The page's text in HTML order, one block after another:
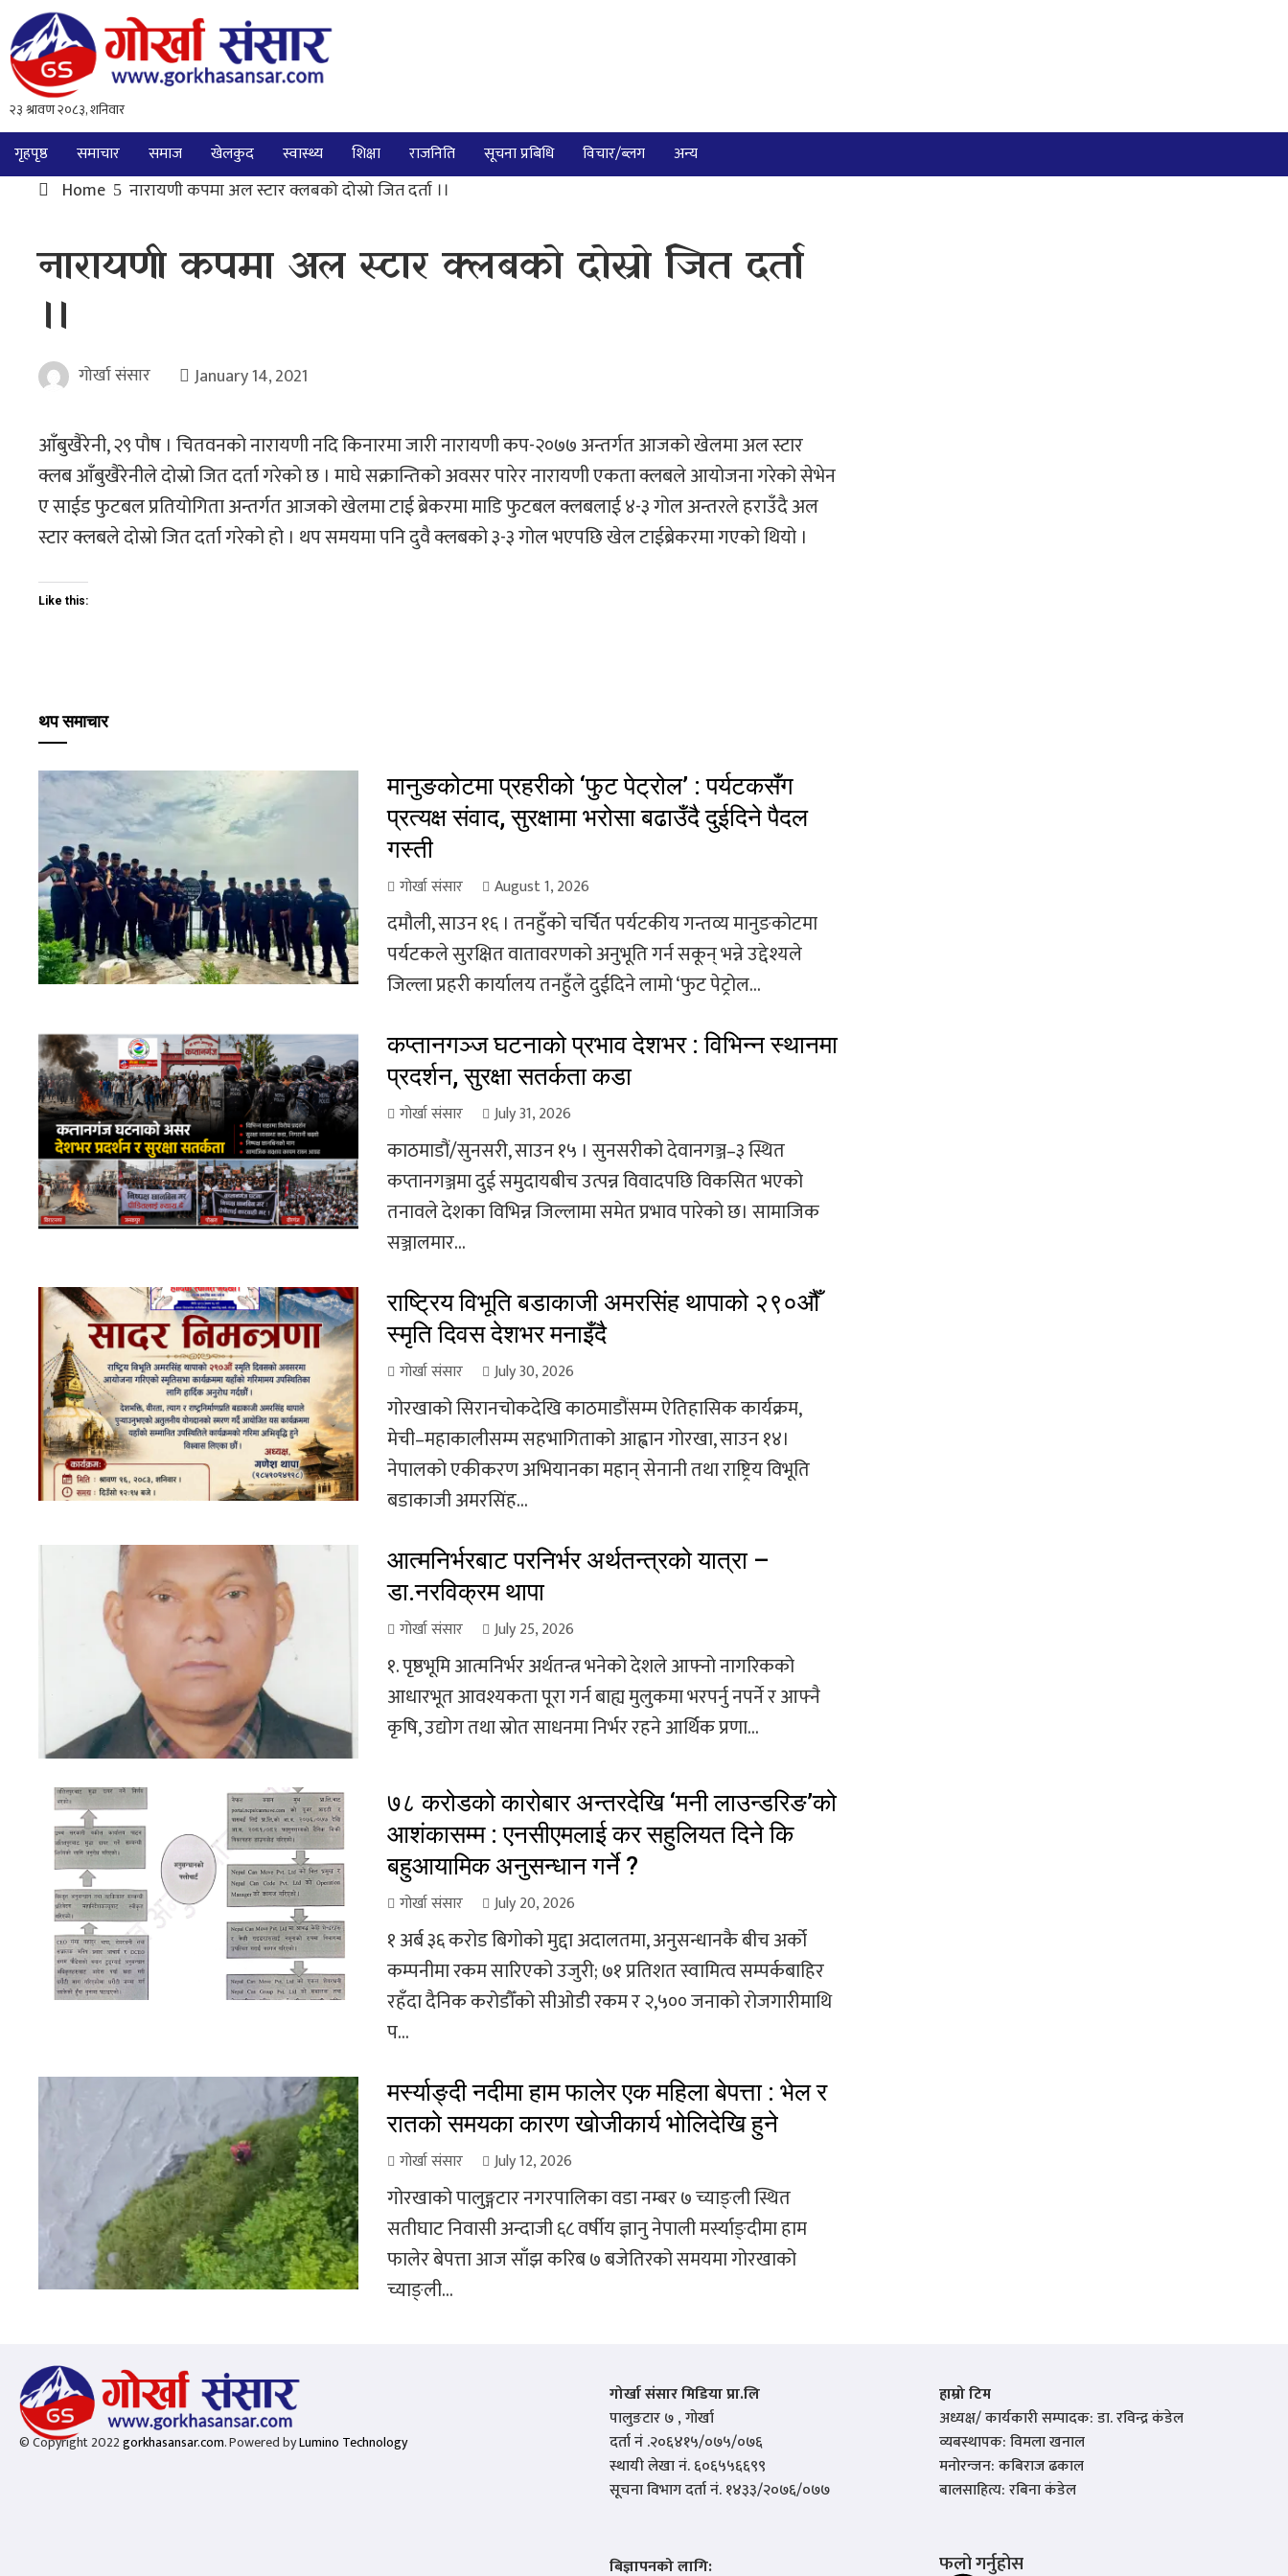
गृहपृष्ठ समाचार समाज खेलकुद स्वास्थ्य शिक्षा राजनिति सूचना प्रबिधि विचार/ब्लग अन्य
Home नारायणी कपमा अल स्टार क्लबको दोस्रो जित दर्ता ।।
नारायणी कपमा अल स्टार क्लबको दोस्रो जित दर्ता
।।
गोर्खा संसार January 14, 2021
आँबुखैरेनी, २९ पाैष । चितवनको नारायणी नदि किनारमा जारी नारायणी कप-२०७७ अन्तर्गत आजको खेलमा अल स्टार
क्लब आँबुखैरेनीले दोस्रो जित दर्ता गरेको छ । माघे सक्रान्तिको अवसर पारेर नारायणी एकता क्लबले आयोजना गरेको सेभेन
ए साईड फुटबल प्रतियोगिता अन्तर्गत आजको खेलमा टाई ब्रेकरमा माडि फुटबल क्लबलाई ४-३ गोल अन्तरले हराउँदै अल
स्टार क्लबले दोस्रो जित दर्ता गरेको हो । थप समयमा पनि दुवै क्लबको ३-३ गोल भएपछि खेल टाईब्रेकरमा गएको थियो ।
Like this:
थप समाचार
मानुङकोटमा प्रहरीको ‘फुट पेट्रोल’ : पर्यटकसँग
प्रत्यक्ष संवाद, सुरक्षामा भरोसा बढाउँदै दुईदिने पैदल
गस्ती
गोर्खा संसार August 1, 2026
दमौली, साउन १६ । तनहुँको चर्चित पर्यटकीय गन्तव्य मानुङकोटमा
पर्यटकले सुरक्षित वातावरणको अनुभूति गर्न सकून् भन्ने उद्देश्यले
जिल्ला प्रहरी कार्यालय तनहुँले दुईदिने लामो ‘फुट पेट्रोल...
कप्तानगञ्ज घटनाको प्रभाव देशभर : विभिन्न स्थानमा
प्रदर्शन, सुरक्षा सतर्कता कडा
गोर्खा संसार July 31, 2026
काठमाडौं/सुनसरी, साउन १५ । सुनसरीको देवानगञ्ज–३ स्थित
कप्तानगञ्जमा दुई समुदायबीच उत्पन्न विवादपछि विकसित भएको
तनावले देशका विभिन्न जिल्लामा समेत प्रभाव पारेको छ। सामाजिक
सञ्जालमार...
राष्ट्रिय विभूति बडाकाजी अमरसिंह थापाको २९०औँ
स्मृति दिवस देशभर मनाइँदै
गोर्खा संसार July 30, 2026
गोरखाको सिरानचोकदेखि काठमाडौंसम्म ऐतिहासिक कार्यक्रम,
मेची–महाकालीसम्म सहभागिताको आह्वान गोरखा, साउन १४।
नेपालको एकीकरण अभियानका महान् सेनानी तथा राष्ट्रिय विभूति
बडाकाजी अमरसिंह...
आत्मनिर्भरबाट परनिर्भर अर्थतन्त्रको यात्रा –
डा.नरविक्रम थापा
गोर्खा संसार July 25, 2026
१. पृष्ठभूमि आत्मनिर्भर अर्थतन्त्र भनेको देशले आफ्नो नागरिकको
आधारभूत आवश्यकता पूरा गर्न बाह्य मुलुकमा भरपर्नु नपर्ने र आफ्नै
कृषि, उद्योग तथा स्रोत साधनमा निर्भर रहने आर्थिक प्रणा...
७८ करोडको कारोबार अन्तरदेखि ‘मनी लाउन्डरिङ’को
आशंकासम्म : एनसीएमलाई कर सहुलियत दिने कि
बहुआयामिक अनुसन्धान गर्ने ?
गोर्खा संसार July 20, 2026
१ अर्ब ३६ करोड बिगोको मुद्दा अदालतमा, अनुसन्धानकै बीच अर्को
कम्पनीमा रकम सारिएको उजुरी; ७१ प्रतिशत स्वामित्व सम्पर्कबाहिर
रहँदा दैनिक करोडौँको सीओडी रकम र २,५०० जनाको रोजगारीमाथि
प...
मर्स्याङ्दी नदीमा हाम फालेर एक महिला बेपत्ता : भेल र
रातको समयका कारण खोजीकार्य भोलिदेखि हुने
गोर्खा संसार July 12, 2026
गोरखाको पालुङ्गटार नगरपालिका वडा नम्बर ७ च्याङ्ली स्थित
सतीघाट निवासी अन्दाजी ६८ वर्षीय ज्ञानु नेपाली मर्स्याङ्दीमा हाम
फालेर बेपत्ता आज साँझ करिब ७ बजेतिरको समयमा गोरखाको
च्याङ्ली...
© Copyright 2022gorkhasansar.com. Powered byLumino Technology
गोर्खा संसार मिडिया प्रा.लि
पालुङटार ७ , गोर्खा
दर्ता नं .२०६४१५/०७५/०७६
स्थायी लेखा नं. ६०६५५६६९९
सूचना विभाग दर्ता नं. १४३३/२०७६/०७७
हाम्रो टिम
अध्यक्ष/ कार्यकारी सम्पादक: डा. रविन्द्र कंडेल
व्यबस्थापक: विमला खनाल
मनोरन्जन: कबिराज ढकाल
बालसाहित्य: रबिना कंडेल
बिज्ञापनको लागि: फलो गर्नुहोस